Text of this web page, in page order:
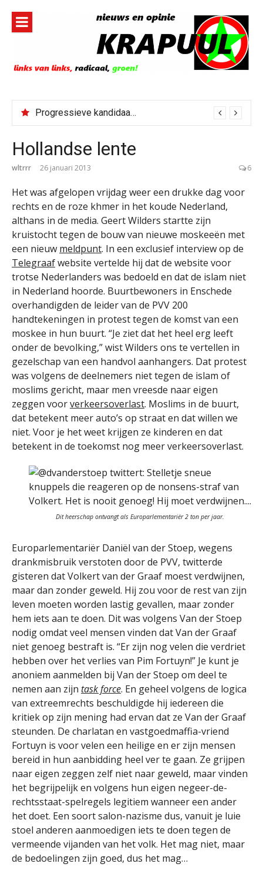
inhoud
Progressieve kandidaat El-Sayed senaatskandidaat Michigan
Hollandse lente
wltrrr 26 januari 2013 6
Het was afgelopen vrijdag weer een drukke dag voor
rechts en de roze khmer in het koude Nederland,
althans in de media. Geert Wilders startte zijn
kruistocht tegen de bouw van nieuwe moskeeën met
een nieuw meldpunt. In een exclusief interview op de
Telegraafwebsite vertelde hij dat de website voor
trotse Nederlanders was bedoeld en dat de islam niet
in Nederland hoorde. Buurtbewoners in Enschede
overhandigden de leider van de PVV 200
handtekeningen in protest tegen de komst van een
moskee in hun buurt. “Je ziet dat het heel erg leeft
onder de bevolking,” wist Wilders ons te vertellen in
gezelschap van een handvol aanhangers. Dat protest
was volgens de deelnemers niet tegen de islam of
moslims gericht, maar men vreesde naar eigen
zeggen voorverkeersoverlast. Moslims in de buurt,
dat betekent meer auto’s op straat en dat willen we
niet. Voor je het weet krijgen ze kinderen en dat
betekent in de toekomst nog meer verkeersoverlast.
Dit heerschap ontvangt als Europarlementariër 2 ton per jaar.
Europarlementariër Daniël van der Stoep, wegens
drankmisbruik verstoten door de PVV, twitterde
gisteren dat Volkert van der Graaf moest verdwijnen,
maar dan zonder geweld. Hij zou voor de rest van zijn
leven moeten worden lastig gevallen, maar zonder
hem iets aan te doen. Dit was volgens Van der Stoep
nodig omdat veel mensen vinden dat Van der Graaf
niet genoeg bestraft is. “Er zijn nog velen die verdriet
hebben over het verlies van Pim Fortuyn!” Je kunt je
anoniem aanmelden bij Van der Stoep om deel te
nemen aan zijn task force. En geheel volgens de logica
van extreemrechts beschuldigde hij iedereen die
kritiek op zijn mening had ervan dat ze Van der Graaf
steunden. De charlatan en vastgoedmaffia-vriend
Fortuyn is voor velen een heilige en er zijn mensen
bereid in hun aanbidding heel ver te gaan. Ze grijpen
naar eigen zeggen zelf niet naar geweld, maar vinden
het begrijpelijk en volgens hun eigen negeer-de-
rechtsstaat-spelregels legitiem wanneer een ander
het doet. Een soort salon-nazisme dus, vanuit je luie
stoel anderen aanmoedigen iets te doen tegen de
vermeende vijanden van het volk. Het mag niet, maar
de bedoelingen zijn goed, dus het mag…